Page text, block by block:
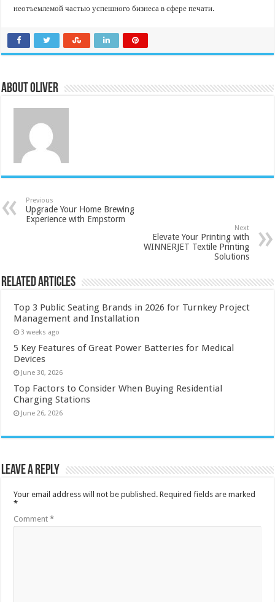
неотъемлемой частью успешного бизнеса в сфере печати.
About Oliver
Previous
Upgrade Your Home Brewing
Experience with Empstorm
Next
Elevate Your Printing with
WINNERJET Textile Printing
Solutions
Related Articles
Top 3 Public Seating Brands in 2026 for Turnkey Project
Management and Installation
3 weeks ago
5 Key Features of Great Power Batteries for Medical
Devices
June 30, 2026
Top Factors to Consider When Buying Residential
Charging Stations
June 26, 2026
Leave a Reply
Your email address will not be published. Required fields are marked
*
Comment*